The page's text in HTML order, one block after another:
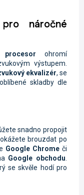
náročné
procesorohromí
výstupem.
ekvalizér, se
skladby dle
snadno propojit
brouzdat po
Google Chromeči
Google obchodu.
se skvěle hodí pro